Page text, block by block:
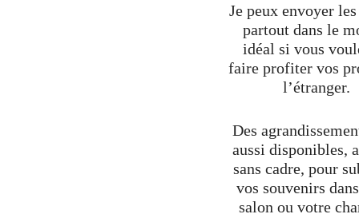
Je peux envoyer
partout dans le
idéal si vous
faire profiter vos
l’étranger.
Des
aussi disponibles,
sans cadre, pour
vos souvenirs
salon ou votre